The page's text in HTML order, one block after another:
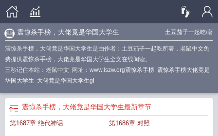
土豆茄子一起吃/著
震惊杀手榜，大佬竟是华国大学生
震惊杀手榜，大佬竟是华国大学生是由作者：土豆茄子一起吃所著，老鼠中文免
费提供震惊杀手榜，大佬竟是华国大学生全文在线阅读。
三秒记住本站：老鼠中文 网址：www.lszw.org震惊杀手榜 震惊杀手榜大佬竟是
华国大学生 大佬竟是华国大学生gl
震惊杀手榜，大佬竟是华国大学生最新章节
第1687章 绝代神话 第1686章 对照